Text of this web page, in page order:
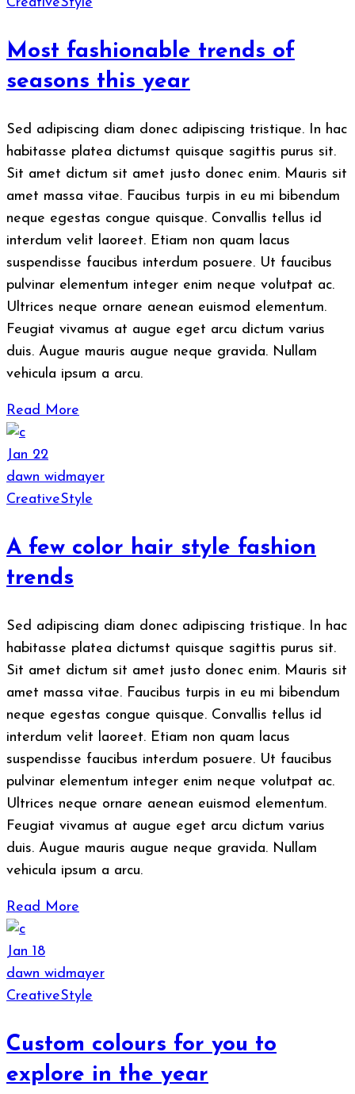
Most fashionable trends of
seasons this year
Sed adipiscing diam donec adipiscing tristique. In hac
habitasse platea dictumst quisque sagittis purus sit.
Sit amet dictum sit amet justo donec enim. Mauris sit
amet massa vitae. Faucibus turpis in eu mi bibendum
neque egestas congue quisque. Convallis tellus id
interdum velit laoreet. Etiam non quam lacus
suspendisse faucibus interdum posuere. Ut faucibus
pulvinar elementum integer enim neque volutpat ac.
Ultrices neque ornare aenean euismod elementum.
Feugiat vivamus at augue eget arcu dictum varius
duis. Augue mauris augue neque gravida. Nullam
vehicula ipsum a arcu.
Read More
Jan 22
dawn widmayer
CreativeStyle
A few color hair style fashion
trends
Sed adipiscing diam donec adipiscing tristique. In hac
habitasse platea dictumst quisque sagittis purus sit.
Sit amet dictum sit amet justo donec enim. Mauris sit
amet massa vitae. Faucibus turpis in eu mi bibendum
neque egestas congue quisque. Convallis tellus id
interdum velit laoreet. Etiam non quam lacus
suspendisse faucibus interdum posuere. Ut faucibus
pulvinar elementum integer enim neque volutpat ac.
Ultrices neque ornare aenean euismod elementum.
Feugiat vivamus at augue eget arcu dictum varius
duis. Augue mauris augue neque gravida. Nullam
vehicula ipsum a arcu.
Read More
Jan 18
dawn widmayer
CreativeStyle
Custom colours for you to
explore in the year